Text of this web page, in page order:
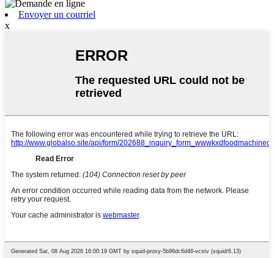
Envoyer un courriel
x